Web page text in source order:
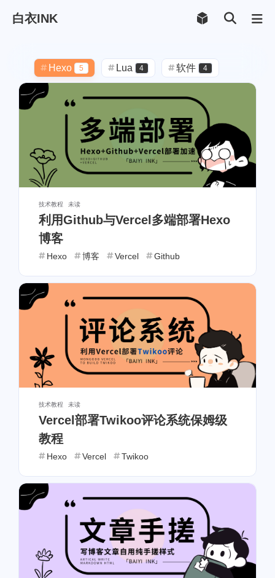
白衣INK
Lua 4 软件 4
Android
Hexo 5
备份 博客 2 主题美化
4 solitude 3
Vercel 字体 1
JavaScript 3 备份记录 1
Markdown
经验分享 互联网产品
开发者生态 复制 1
Typecho
懒加载 1 html 1
博客运营 1 情侣 1
技术教程 未读
利用Github与Vercel多端部署Hexo
博客
Hexo 博客 Vercel Github
技术教程 未读
Vercel部署Twikoo评论系统保姆级
教程
Hexo Vercel Twikoo